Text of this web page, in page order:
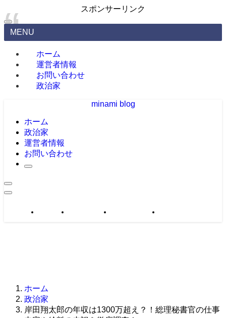
スポンサーリンク
MENU
ホーム
運営者情報
お問い合わせ
政治家
minami blog
ホーム
政治家
運営者情報
お問い合わせ
政治家 運営者情報 お問い合わせ
ホーム
政治家
岸田翔太郎の年収は1300万超え？！総理秘書官の仕事